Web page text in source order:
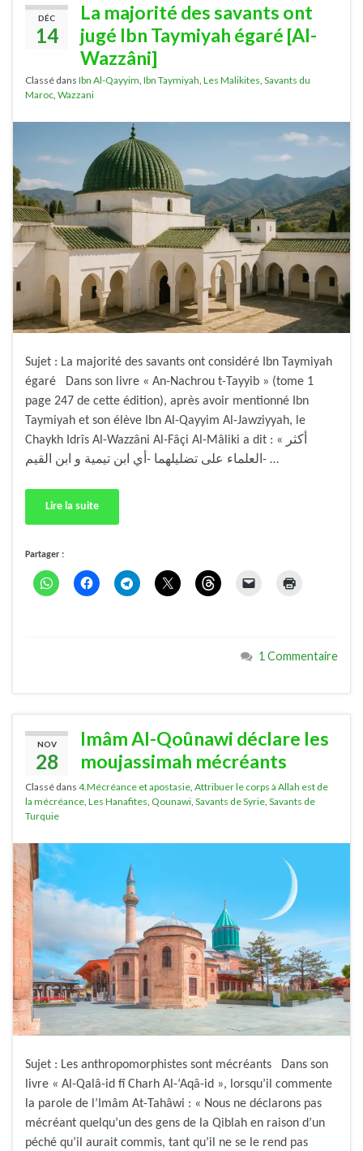
DÉC
14
La majorité des savants ont
jugé Ibn Taymiyah égaré [Al-
Wazzâni]
Classé dans Ibn Al-Qayyim, Ibn Taymiyah, Les Malikites, Savants du
Maroc, Wazzani
Sujet : La majorité des savants ont considéré Ibn Taymiyah
égaré Dans son livre « An-Nachrou t-Tayyib » (tome 1
page 247 de cette édition), après avoir mentionné Ibn
Taymiyah et son élève Ibn Al-Qayyim Al-Jawziyyah, le
Chaykh Idrîs Al-Wazzâni Al-Fâçi Al-Mâliki a dit : « أكثر
العلماء على تضليلهما -أي ابن تيمية و ابن القيم- …
Lire la suite
Partager :
1 Commentaire
NOV
28
Imâm Al-Qoûnawi déclare les
moujassimah mécréants
Classé dans 4.Mécréance et apostasie Attribuer le corps à Allah est de
la mécréance Les Hanafites Qounawi Savants de Syrie Savants de
Turquie
Sujet : Les anthropomorphistes sont mécréants Dans son
livre « Al-Qalâ-id fî Charh Al-‘Aqâ-id », lorsqu’il commente
la parole de l’Imâm At-Tahâwi : « Nous ne déclarons pas
mécréant quelqu’un des gens de la Qiblah en raison d’un
péché qu’il aurait commis, tant qu’il ne se le rend pas